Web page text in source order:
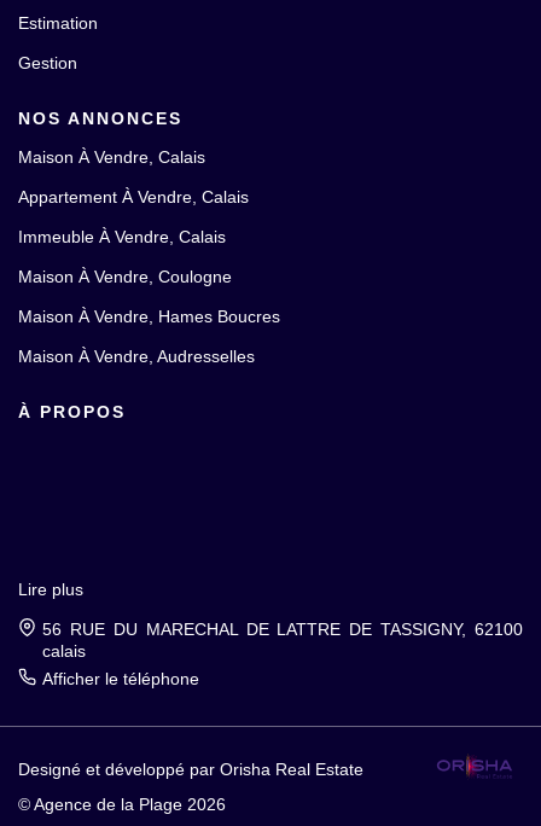
Estimation
Gestion
NOS ANNONCES
Maison À Vendre, Calais
Appartement À Vendre, Calais
Immeuble À Vendre, Calais
Maison À Vendre, Coulogne
Maison À Vendre, Hames Boucres
Maison À Vendre, Audresselles
À PROPOS
Lire plus
56 RUE DU MARECHAL DE LATTRE DE TASSIGNY, 62100
calais
Afficher le téléphone
Designé et développé par Orisha Real Estate
© Agence de la Plage 2026